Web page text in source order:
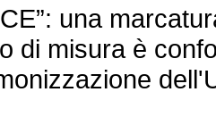
una
di misura è